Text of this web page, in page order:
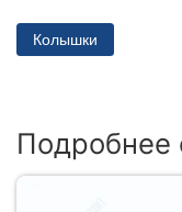
Колышки
Подробнее